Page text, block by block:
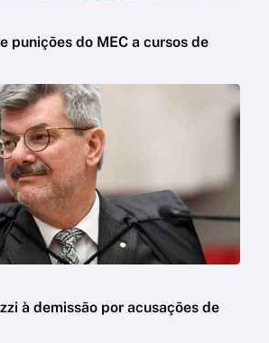
punições do MEC a cursos de
à demissão por acusações de